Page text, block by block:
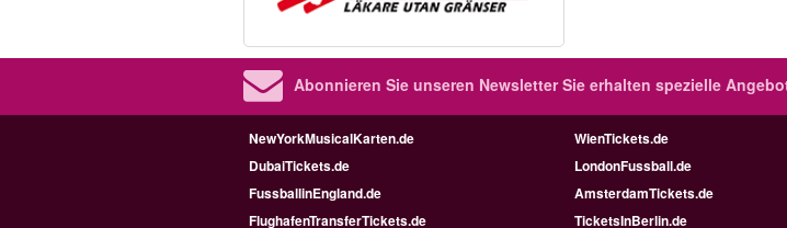
Abonnieren Sie unseren NewsletterSie erhalten spezielle
NewYorkMusicalKarten.de WienTickets.de
DubaiTickets.de
LondonFussball.de
FussballinEngland.de
AmsterdamTickets.de
FlughafenTransferTickets.de
TicketsInBerlin.de